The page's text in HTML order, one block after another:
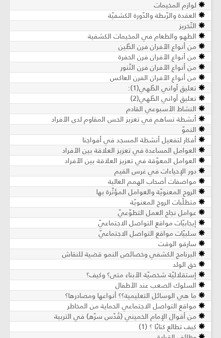
لوازم المخيمات
العقدة والرّبطة والدّورة الكشفيّة
التّخريز
الطهو والطعام في المخيمات الكشفية
من أنواع الأفران فرن الطّين
من أنواع الأفران فرن الحفرة
من أنواع الأفران فرن التّنور
من أنواع الأفران الفرن العاكس
تعليق أواني الطّهي(1):
تعليق أواني الطّهي(2)
النشاط الأسبوعي القادم
أنشطة تساهم في تعزيز الحس المقاوم لدى الأفراد
النموّ
أفكار لتفعيل أنشطة المسجد في أفواجنا
العوامل المساعدة في تعزيز العلاقة بين الأفراد
العوامل المعوّقة في تعزيز العلاقة بين الأفراد
دور الإحياءات في غرس القيم
مواصفات أصحاب الهمم العالية
الروح المعنويّة والعوامل المؤثّرة بھا
متطلّبات الروح المعنويّة
عوامل نجاح العمل التطوّعيّ
إيجابيّات مواقع التواصل الاجتماعيّ
سلبيّات مواقع التواصل الاجتماعيّ
سارقو الوقت
البرنامج الكشفي وخصائص النمو قضية للنقاش
حق الولد
إستقلاليّة شخصيّة الأبناء متى؟ وكيف؟
السلوك الصعب عند الأطفال
ما هي الوسائل التعليمية؟؟ أنواعها ومصادرها؟
مواقع التواصل الاجتماعي الحماية من المخاطر
من أقوال الإمام الخميني (قُدّس سرّه) في التربية
كيف تطالع كتابًا ؟ (1)